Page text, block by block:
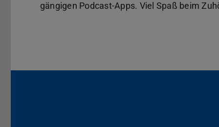
gängigen Podcast-Apps. Viel Spaß beim